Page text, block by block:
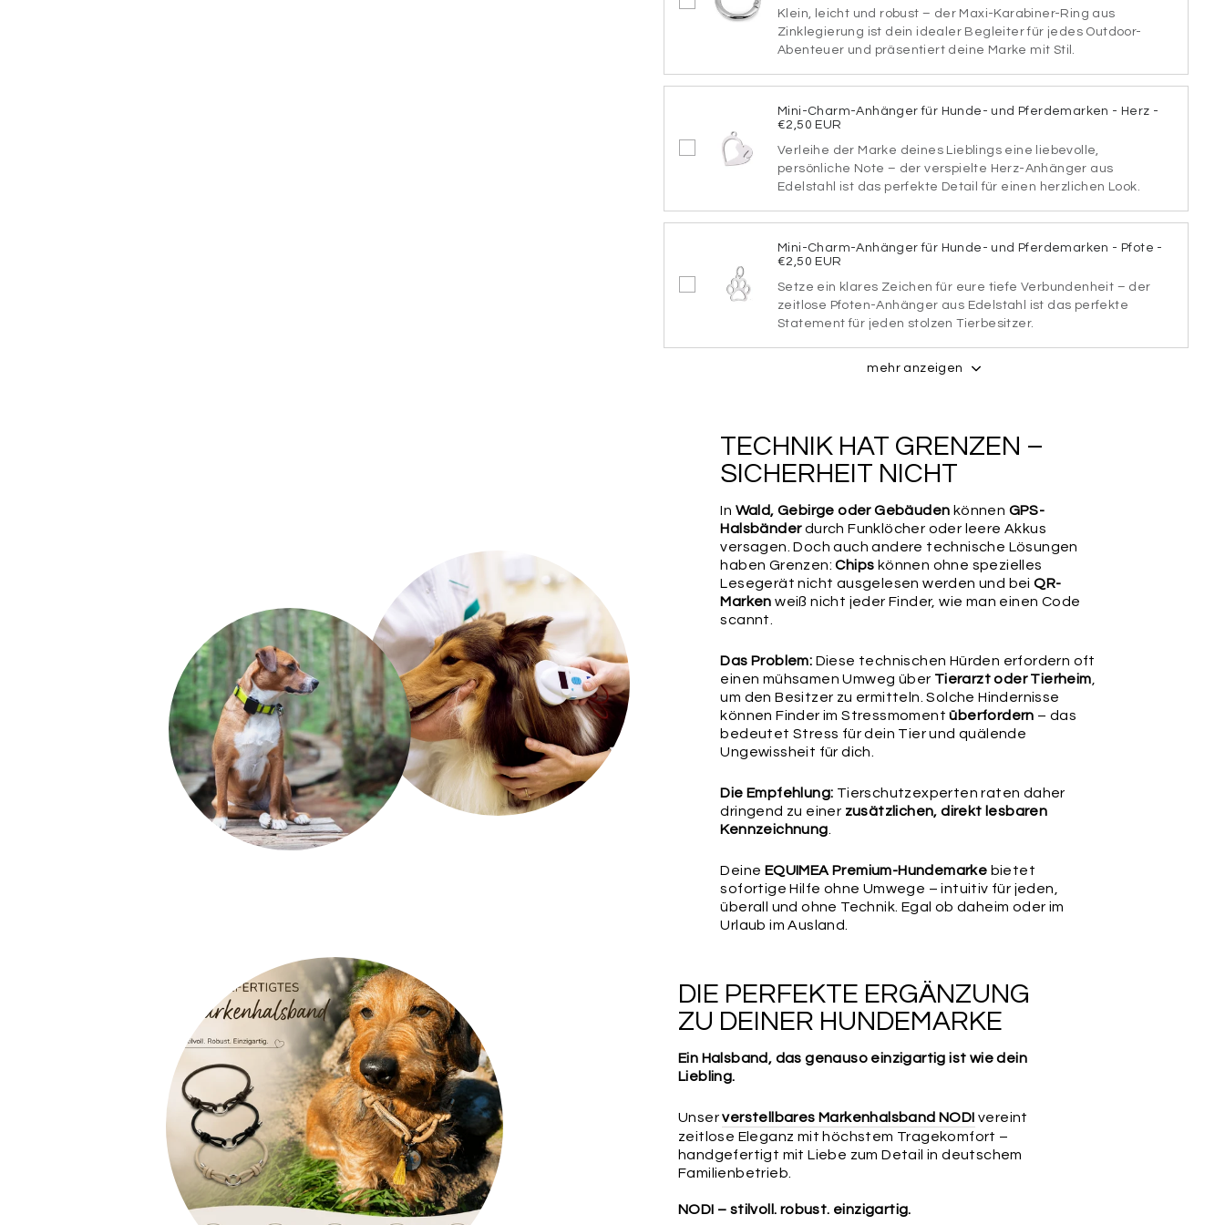
Schriftart
SCHRIFTART1 SCHRIFTART2
SCHRIFTART3 SCHRIFTART4
SCHRIFTART5 SCHRIFTART6
SCHRIFTART7 SCHRIFTART8
Seiden-Quasten – oder unser verstellbares Markenhalsband NODI inkl.
Outdoor-Karabiner-Ring als Upgrade.
SCHLÜSSELRING
RUND
25MM
LEDERBÄNDCHEN
(LAUTLOS)
Wichtig:Bitte überprüfe nochmals alle Angaben in diesem Formular auf
ihre Richtigkeit, da wir diese 1:1 für die Produktion übernehmen und keine
etwaige Fehler in deinen Angaben können wir leider keine Haftung
übernehmen.
Klein, leicht und robust – der Maxi-Karabiner-Ring aus
Zinklegierung ist dein idealer Begleiter für jedes Outdoor-
Abenteuer und präsentiert deine Marke mit Stil.
Mini-Charm-Anhänger für Hunde- und Pferdemarken - Herz -
€2,50 EUR
Verleihe der Marke deines Lieblings eine liebevolle,
persönliche Note – der verspielte Herz-Anhänger aus
Edelstahl ist das perfekte Detail für einen herzlichen Look.
Mini-Charm-Anhänger für Hunde- und Pferdemarken - Pfote -
€2,50 EUR
Setze ein klares Zeichen für eure tiefe Verbundenheit – der
zeitlose Pfoten-Anhänger aus Edelstahl ist das perfekte
Statement für jeden stolzen Tierbesitzer.
mehr anzeigen
TECHNIK HAT GRENZEN –
SICHERHEIT NICHT
In Wald, Gebirge oder Gebäuden können GPS-
Halsbänderdurch Funklöcher oder leere Akkus
versagen. Doch auch andere technische Lösungen
haben Grenzen:Chips können ohne spezielles
Lesegerät nicht ausgelesen werden und beiQR-
Marken weiß nicht jeder Finder, wie man einen Code
scannt.
Das Problem: Diese technischen Hürden erfordern oft
einen mühsamen Umweg über Tierarzt oder Tierheim
um den Besitzer zu ermitteln. Solche Hindernisse
können Finder im Stressmomentüberfordern – das
bedeutet Stress für dein Tier und quälende
Ungewissheit für dich.
Die Empfehlung: Tierschutzexperten raten daher
dringend zu einer zusätzlichen, direkt lesbaren
Kennzeichnung
Deine EQUIMEA Premium-Hundemarke bietet
sofortige Hilfe ohne Umwege – intuitiv für jeden,
überall und ohne Technik. Egal ob daheim oder im
Urlaub im Ausland.
DIE PERFEKTE ERGÄNZUNG
ZU DEINER HUNDEMARKE
Ein Halsband, das genauso einzigartig ist wie dein
Liebling.
Unser verstellbares Markenhalsband NODI vereint
zeitlose Eleganz mit höchstem Tragekomfort –
handgefertigt mit Liebe zum Detail in deutschem
Familienbetrieb.
NODI – stilvoll. robust. einzigartig.